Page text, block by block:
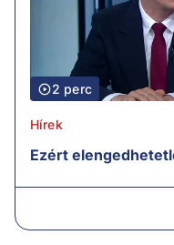
2 perc
Hírek
Ezért